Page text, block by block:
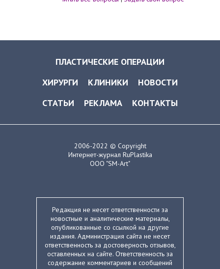
ПЛАСТИЧЕСКИЕ ОПЕРАЦИИ
ХИРУРГИ
КЛИНИКИ
НОВОСТИ
СТАТЬИ
РЕКЛАМА КОНТАКТЫ
2006-2022 © Copyright
Интернет-журнал RuPlastika
ООО "SM-Art"
Редакция не несет ответственности за
новостные и аналитические материалы,
опубликованные со ссылкой на другие
издания. Администрация сайта не несет
ответственность за достоверность отзывов,
оставленных на сайте. Ответственность за
содержание комментариев и сообщений